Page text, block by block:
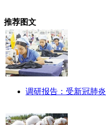
推荐图文
调研报告：受新冠肺炎